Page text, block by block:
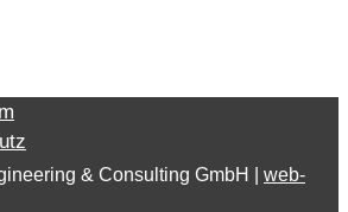
& Consulting GmbH | web-